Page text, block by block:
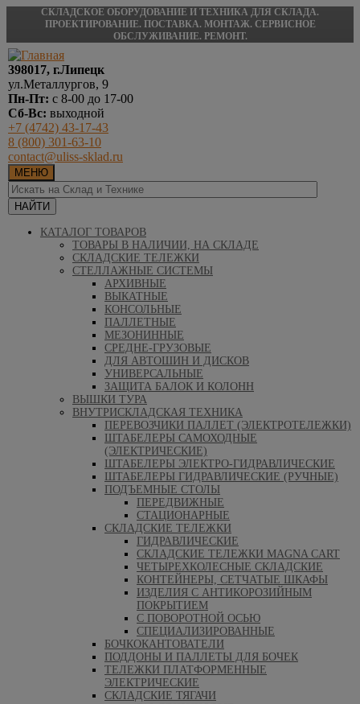
СКЛАДСКОЕ ОБОРУДОВАНИЕ И ТЕХНИКА ДЛЯ СКЛАДА.
ПРОЕКТИРОВАНИЕ. ПОСТАВКА. МОНТАЖ. СЕРВИСНОЕ
ОБСЛУЖИВАНИЕ. РЕМОНТ.
398017, г.Липецк
ул.Металлургов, 9
Пн-Пт: с 8-00 до 17-00
Сб-Вс: выходной
+7 (4742) 43-17-43
8 (800) 301-63-10
contact@uliss-sklad.ru
МЕНЮ
КАТАЛОГ ТОВАРОВ
ТОВАРЫ В НАЛИЧИИ, НА СКЛАДЕ
СКЛАДСКИЕ ТЕЛЕЖКИ
СТЕЛЛАЖНЫЕ СИСТЕМЫ
АРХИВНЫЕ
ВЫКАТНЫЕ
КОНСОЛЬНЫЕ
ПАЛЛЕТНЫЕ
МЕЗОНИННЫЕ
СРЕДНЕ-ГРУЗОВЫЕ
ДЛЯ АВТОШИН И ДИСКОВ
УНИВЕРСАЛЬНЫЕ
ЗАЩИТА БАЛОК И КОЛОНН
ВЫШКИ ТУРА
ВНУТРИСКЛАДСКАЯ ТЕХНИКА
ПЕРЕВОЗЧИКИ ПАЛЛЕТ (ЭЛЕКТРОТЕЛЕЖКИ)
ШТАБЕЛЕРЫ САМОХОДНЫЕ
(ЭЛЕКТРИЧЕСКИЕ)
ШТАБЕЛЕРЫ ЭЛЕКТРО-ГИДРАВЛИЧЕСКИЕ
ШТАБЕЛЕРЫ ГИДРАВЛИЧЕСКИЕ (РУЧНЫЕ)
ПОДЪЕМНЫЕ СТОЛЫ
ПЕРЕДВИЖНЫЕ
СТАЦИОНАРНЫЕ
СКЛАДСКИЕ ТЕЛЕЖКИ
ГИДРАВЛИЧЕСКИЕ
СКЛАДСКИЕ ТЕЛЕЖКИ MAGNA CART
ЧЕТЫРЕХКОЛЕСНЫЕ СКЛАДСКИЕ
КОНТЕЙНЕРЫ, СЕТЧАТЫЕ ШКАФЫ
ИЗДЕЛИЯ С АНТИКОРОЗИЙНЫМ
ПОКРЫТИЕМ
С ПОВОРОТНОЙ ОСЬЮ
СПЕЦИАЛИЗИРОВАННЫЕ
БОЧКОКАНТОВАТЕЛИ
ПОДДОНЫ И ПАЛЛЕТЫ ДЛЯ БОЧЕК
ТЕЛЕЖКИ ПЛАТФОРМЕННЫЕ
ЭЛЕКТРИЧЕСКИЕ
СКЛАДСКИЕ ТЯГАЧИ